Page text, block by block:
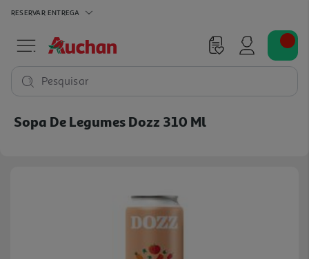
RESERVAR ENTREGA
Pesquisar
Sopa De Legumes Dozz 310 Ml